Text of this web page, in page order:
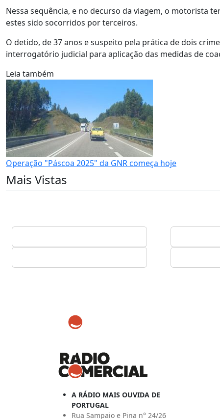
Nessa sequência, e no decurso da viagem, o motorista
estes sido socorridos por terceiros.
O detido, de 37 anos e suspeito pela prática de dois
interrogatório judicial para aplicação das medidas de
Leia também
Operação "Páscoa 2025" da GNR começa hoje
Mais Vistas
A RÁDIO MAIS OUVIDA DE
PORTUGAL
Rua Sampaio e Pina n° 24/26